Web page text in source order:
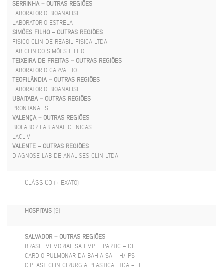
SERRINHA – OUTRAS REGIÕES
LABORATORIO BIOANALISE
LABORATORIO ESTRELA
SIMÕES FILHO – OUTRAS REGIÕES
FISICO CLIN DE REABIL FISICA LTDA
LAB CLINICO SIMÕES FILHO
TEIXEIRA DE FREITAS – OUTRAS REGIÕES
LABORATORIO CARVALHO
TEOFILÂNDIA – OUTRAS REGIÕES
LABORATORIO BIOANALISE
UBAITABA – OUTRAS REGIÕES
PRONTANALISE
VALENÇA – OUTRAS REGIÕES
BIOLABOR LAB ANAL CLINICAS
LACLIV
VALENTE – OUTRAS REGIÕES
DIAGNOSE LAB DE ANALISES CLIN LTDA
CLÁSSICO (+ EXATO)
HOSPITAIS (9)
SALVADOR – OUTRAS REGIÕES
BRASIL MEMORIAL SA EMP E PARTIC – DH
CARDIO PULMONAR DA BAHIA SA – H/ PS
CIPLAST CLIN CIRURGIA PLASTICA LTDA – H